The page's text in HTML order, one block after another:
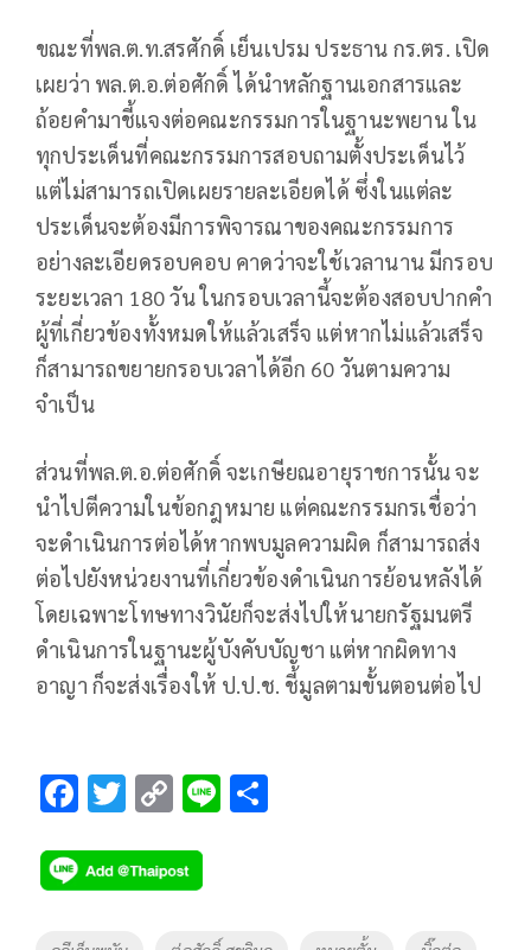
ขณะที่พล.ต.ท.สรศักดิ์ เย็นเปรม ประธาน กร.ตร. เปิด
เผยว่า พล.ต.อ.ต่อศักดิ์ ได้นำหลักฐานเอกสารและ
ถ้อยคำมาชี้แจงต่อคณะกรรมการในฐานะพยาน ใน
ทุกประเด็นที่คณะกรรมการสอบถามตั้งประเด็นไว้
แต่ไม่สามารถเปิดเผยรายละเอียดได้ ซึ่งในแต่ละ
ประเด็นจะต้องมีการพิจารณาของคณะกรรมการ
อย่างละเอียดรอบคอบ คาดว่าจะใช้เวลานาน มีกรอบ
ระยะเวลา 180 วัน ในกรอบเวลานี้จะต้องสอบปากคำ
ผู้ที่เกี่ยวข้องทั้งหมดให้แล้วเสร็จ แต่หากไม่แล้วเสร็จ
ก็สามารถขยายกรอบเวลาได้อีก 60 วันตามความ
จำเป็น
ส่วนที่พล.ต.อ.ต่อศักดิ์ จะเกษียณอายุราชการนั้น จะ
นำไปตีความในข้อกฎหมาย แต่คณะกรรมกรเชื่อว่า
จะดำเนินการต่อได้หากพบมูลความผิด ก็สามารถส่ง
ต่อไปยังหน่วยงานที่เกี่ยวข้องดำเนินการย้อนหลังได้
โดยเฉพาะโทษทางวินัยก็จะส่งไปให้นายกรัฐมนตรี
ดำเนินการในฐานะผู้บังคับบัญชา แต่หากผิดทาง
อาญา ก็จะส่งเรื่องให้ ป.ป.ช. ชี้มูลตามขั้นตอนต่อไป
F
e
b
T
tt
er
C
p
y
Li